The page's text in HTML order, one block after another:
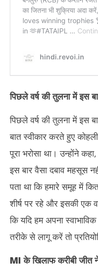
पिछले वर्ष की तुलना में इस
पिछले वर्ष की तुलना में इस
बात स्वीकार करते हुए
पूरा भरोसा था। उन्होंने
इस बार वैसा दबाव महसूस
पता था कि हमारे समूह में
शीर्ष पर रहे और इसकी एक
कि यदि हम अपना
तरीके से लागू करें तो
MI के खिलाफ करीबी जीत